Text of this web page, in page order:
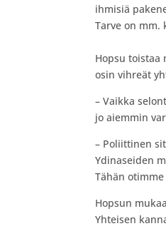
ihmisiä
Tarve on mm.
Hopsu toistaa
osin vihreät
– Vaikka
jo aiemmin
– Poliittinen
Ydinaseiden
Tähän
Hopsun
Yhteisen